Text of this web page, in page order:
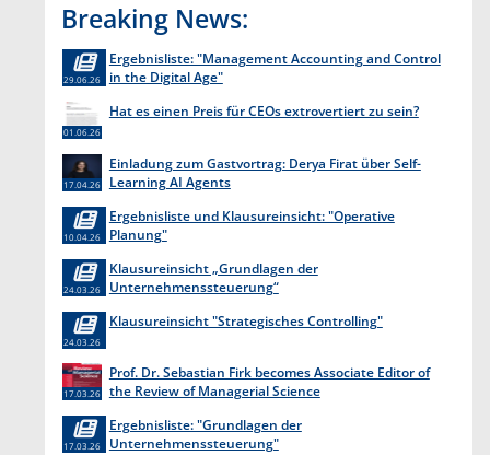
Breaking News:
Ergebnisliste: "Management Accounting and Control
in the Digital Age"
29.06.26
Hat es einen Preis für CEOs extrovertiert zu sein?
01.06.26
Einladung zum Gastvortrag: Derya Firat über Self-
Learning AI Agents
17.04.26
Ergebnisliste und Klausureinsicht: "Operative
Planung"
10.04.26
Klausureinsicht „Grundlagen der
Unternehmenssteuerung“
24.03.26
Klausureinsicht "Strategisches Controlling"
24.03.26
Prof. Dr. Sebastian Firk becomes Associate Editor of
the Review of Managerial Science
17.03.26
Ergebnisliste: "Grundlagen der
Unternehmenssteuerung"
17.03.26